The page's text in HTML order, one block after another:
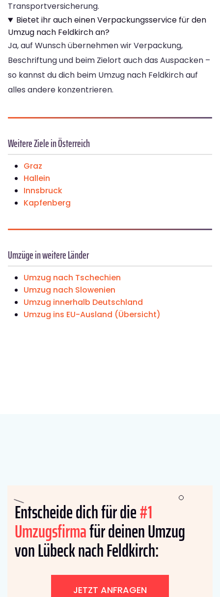
Transportversicherung.
Bietet ihr auch einen Verpackungsservice für den
Umzug nach Feldkirch an?
Ja, auf Wunsch übernehmen wir Verpackung,
Beschriftung und beim Zielort auch das Auspacken –
so kannst du dich beim Umzug nach Feldkirch auf
alles andere konzentrieren.
Weitere Ziele in Österreich
Graz
Hallein
Innsbruck
Kapfenberg
Umzüge in weitere Länder
Umzug nach Tschechien
Umzug nach Slowenien
Umzug innerhalb Deutschland
Umzug ins EU-Ausland (Übersicht)
Entscheide dich für die#1
Umzugsfirmafür deinen Umzug
von Lübeck nach Feldkirch:
JETZT ANFRAGEN